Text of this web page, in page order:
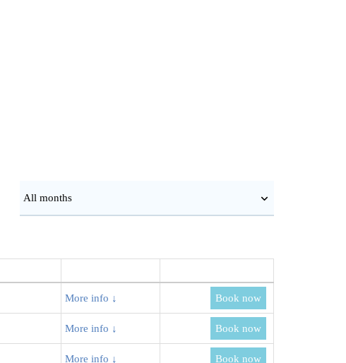
More info ↓ Book now
More info ↓ Book now
More info ↓ Book now